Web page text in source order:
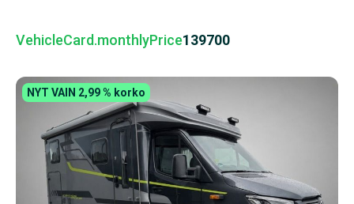
VehicleCard.monthlyPrice139700
NYT VAIN 2,99 % korko